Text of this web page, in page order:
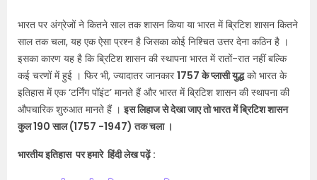
भारत पर अंग्रेजों ने कितने साल तक शासन किया या भारत में ब्रिटिश शासन कितने
साल तक चला, यह एक ऐसा प्रश्न है जिसका कोई निश्चित उत्तर देना कठिन है ।
इसका कारण यह है कि ब्रिटिश शासन की स्थापना भारत में रातों-रात नहीं बल्कि
कई चरणों में हुई । फिर भी, ज्यादातर जानकार1757 के प्लासी युद्धको भारत के
इतिहास में एक ‘टर्निंग पॉइंट’ मानते हैं और भारत में ब्रिटिश शासन की स्थापना की
औपचारिक शुरुआत मानते हैं ।इस लिहाज से देखा जाए तो भारत में ब्रिटिश शासन
कुल 190 साल (1757 -1947) तक चला ।
भारतीय इतिहास पर हमारे हिंदी लेख पढ़ें :